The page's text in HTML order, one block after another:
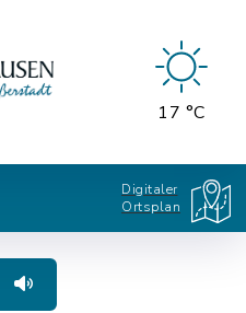
17 °C
Digitaler
Ortsplan